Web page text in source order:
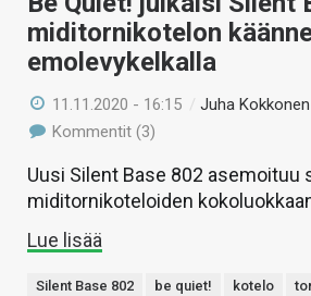
HAKU
miditornikotelon
emolevykelkalla
11.11.2020 - 16:15 /Juha Kokkonen
Kommentit (3)
Uusi Silent Base 802 asemoituu
miditornikoteloiden
Lue lisää
Silent Base 802 be quiet! kotelo